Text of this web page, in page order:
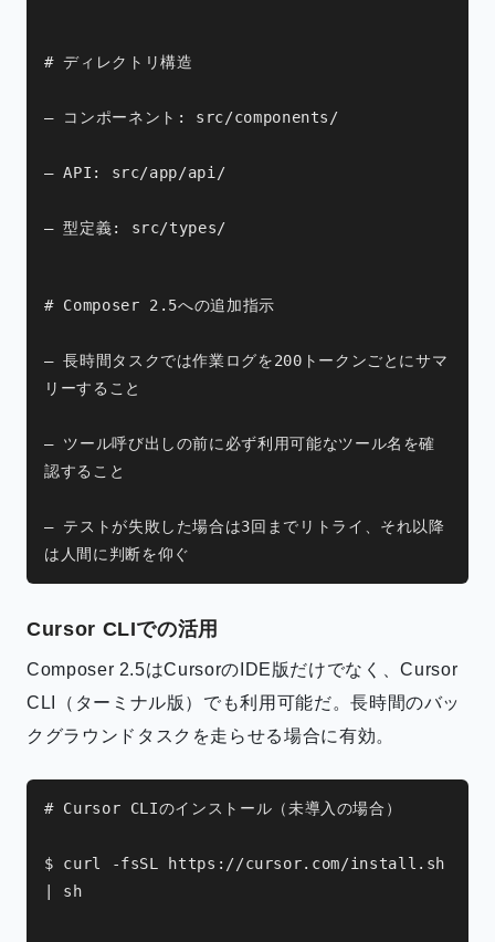
# ディレクトリ構造
– コンポーネント: src/components/
– API: src/app/api/
– 型定義: src/types/
# Composer 2.5への追加指示
– 長時間タスクでは作業ログを200トークンごとにサマ
リーすること
– ツール呼び出しの前に必ず利用可能なツール名を確
認すること
– テストが失敗した場合は3回までリトライ、それ以降
は人間に判断を仰ぐ
Cursor CLIでの活用
Composer 2.5はCursorのIDE版だけでなく、Cursor
CLI（ターミナル版）でも利用可能だ。長時間のバッ
クグラウンドタスクを走らせる場合に有効。
# Cursor CLIのインストール（未導入の場合）
$ curl -fsSL https://cursor.com/install.sh
| sh